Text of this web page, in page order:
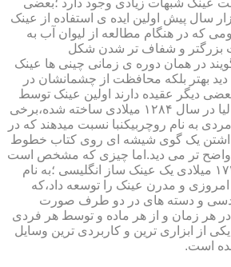
سال پیش اولین ایده ی استفاده از عینک
که در هنگام مطالعه از لیوان آب به
بزرگتر و شفاف تر شدن شکل
در همان دوره ی زمانی چینی ها عینک
دید بهتر بلکه محافظت از چشمانشان در
دیگر عقیده دارند اولین عینک توسط
سالوینو دارماتی اهل ایتالیا در سال ۱۲۸۴ میلادی ساخته شده،برخی
به نام روچربیکنبا نسبت میدهند که در
گذاشتن یک گوی شیشه ای روی کتاب خطوط
واضح تر می دید.اما چیزی که مشخص است
این است که در سال ۱۷۲۷ میلادی یک عینک ساز انگلیسی ؛به نام
امروزی و مدرن عینک را توسعه داد،که
عدسی و دسته های در دو طرف صورت
هر زمان و از هر ماده و توسط هر فردی
از ابزاری ترین و کاربردی ترین وسایل
است.